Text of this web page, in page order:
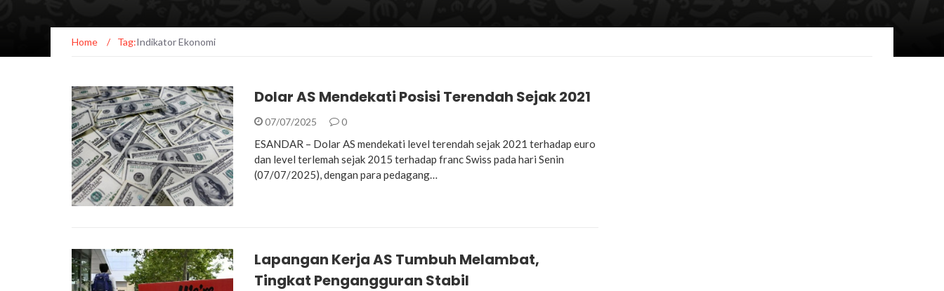
Home / Tag:Indikator Ekonomi
Dolar AS Mendekati Posisi Terendah Sejak 2021
07/07/2025 0
ESANDAR – Dolar AS mendekati level terendah sejak 2021 terhadap euro
dan level terlemah sejak 2015 terhadap franc Swiss pada hari Senin
(07/07/2025), dengan para pedagang…
Lapangan Kerja AS Tumbuh Melambat,
Tingkat Pengangguran Stabil